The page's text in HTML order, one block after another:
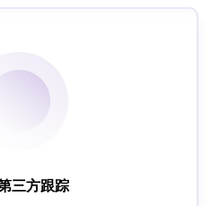
三方跟踪